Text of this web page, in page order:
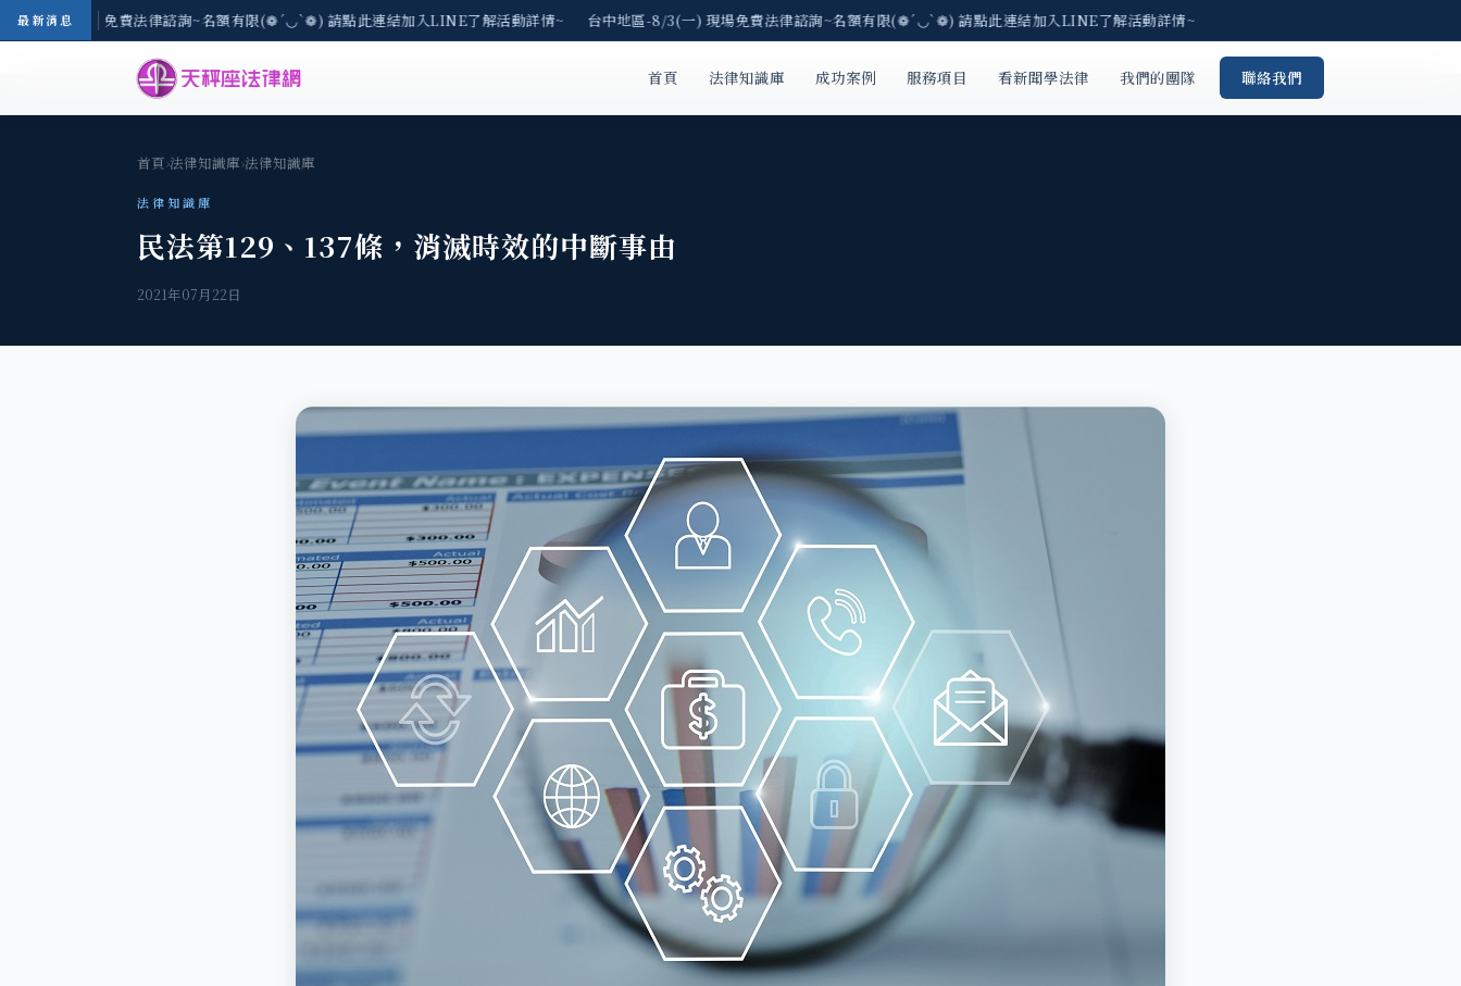
最新消息
8/3(一) 現場免費法律諮詢~名額有限(❁´◡`❁) 請點此連結加入LINE了解活動詳情~ 台中地區-8/3(一) 現場免費法律諮詢~名額有限(❁´◡`❁) 請點此連結加入LINE了解活動詳情~
首頁 法律知識庫 成功案例 服務項目 看新聞學法律 我們的團隊 聯絡我們
首頁›法律知識庫›法律知識庫
法律知識庫
民法第129、137條，消滅時效的中斷事由
2021年07月22日